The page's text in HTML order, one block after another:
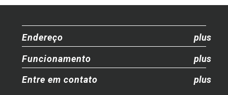
Endereço
Funcionamento
Entre em contato